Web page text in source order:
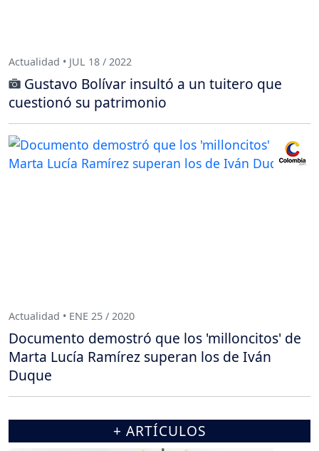
Actualidad • JUL 18 / 2022
Gustavo Bolívar insultó a un tuitero que
cuestionó su patrimonio
Actualidad • ENE 25 / 2020
Documento demostró que los 'milloncitos' de
Marta Lucía Ramírez superan los de Iván
Duque
+ ARTÍCULOS